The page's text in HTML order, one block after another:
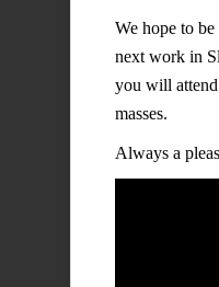
We hope to
next work in
you will attend
masses.
Always a